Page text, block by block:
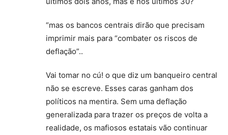
“mas os bancos centrais dirão que precisam
imprimir mais para “combater os riscos de
deflação”..
Vai tomar no cú! o que diz um banqueiro central
não se escreve. Esses caras ganham dos
políticos na mentira. Sem uma deflação
generalizada para trazer os preços de volta a
realidade, os mafiosos estatais vão continuar